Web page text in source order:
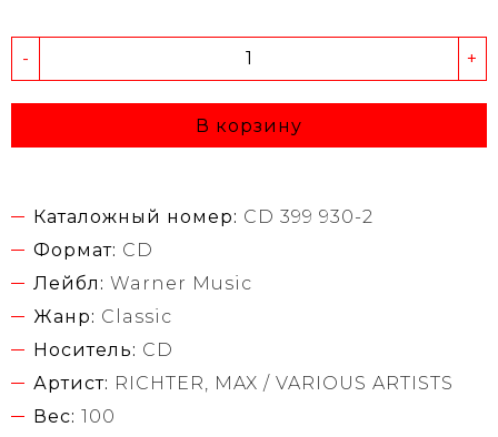
- +
В корзину
Каталожный номер: CD 399 930-2
Формат: CD
Лейбл: Warner Music
Жанр: Classic
Носитель: CD
Артист: RICHTER, MAX / VARIOUS ARTISTS
Вес: 100